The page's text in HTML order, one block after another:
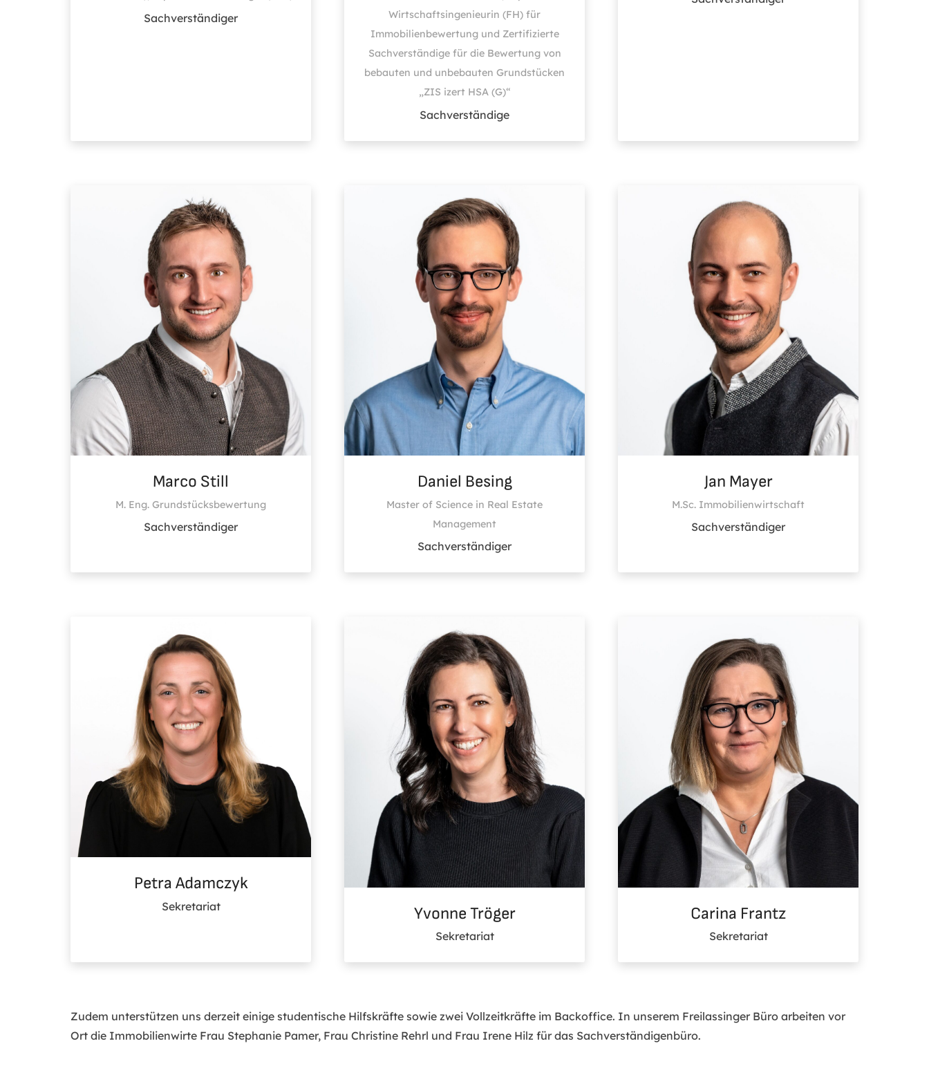
Sachverständiger
Wirtschaftsingenieurin (FH) für
Immobilienbewertung und Zertifizierte
Sachverständige für die Bewertung von
bebauten und unbebauten Grundstücken
„ZIS izert HSA (G)“
Sachverständige
Marco Still
M. Eng. Grundstücksbewertung
Sachverständiger
Daniel Besing
Master of Science in Real Estate
Management
Sachverständiger
Jan Mayer
M.Sc. Immobilienwirtschaft
Sachverständiger
Petra Adamczyk
Sekretariat Yvonne Tröger
Sekretariat
Carina Frantz
Sekretariat
Zudem unterstützen uns derzeit einige studentische Hilfskräfte sowie zwei Vollzeitkräfte im Backoffice. In unserem Freilassinger Büro arbeiten vor
Ort die Immobilienwirte Frau Stephanie Pamer, Frau Christine Rehrl und Frau Irene Hilz für das Sachverständigenbüro.